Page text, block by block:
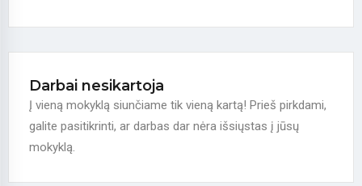
Darbai nesikartoja
Į vieną mokyklą siunčiame tik vieną kartą! Prieš pirkdami,
galite pasitikrinti, ar darbas dar nėra išsiųstas į jūsų
mokyklą.